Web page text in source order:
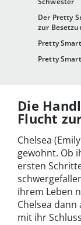
Der Pretty
zur
Pretty
Pretty
Die
Flucht
Chelsea
gewohnt. Ob
ersten
ihrem Leben
Chelsea
mit ihr